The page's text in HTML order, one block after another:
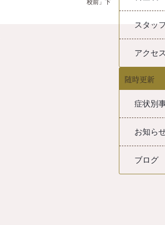
スタッ
アクセス
随時更新
症状別
お知ら
ブログ
校前」下